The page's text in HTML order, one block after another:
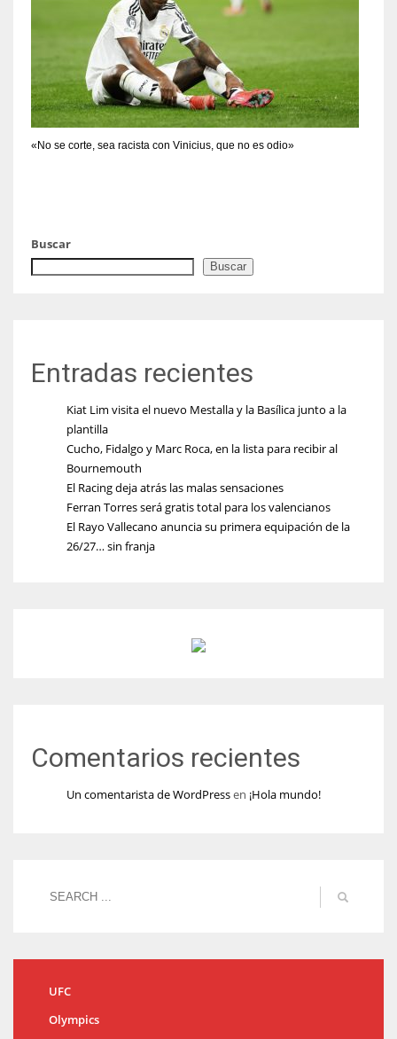
«No se corte, sea racista con Vinicius, que no es odio»
Buscar
Buscar
Entradas recientes
Kiat Lim visita el nuevo Mestalla y la Basílica junto a la
plantilla
Cucho, Fidalgo y Marc Roca, en la lista para recibir al
Bournemouth
El Racing deja atrás las malas sensaciones
Ferran Torres será gratis total para los valencianos
El Rayo Vallecano anuncia su primera equipación de la
26/27… sin franja
Comentarios recientes
Un comentarista de WordPressen ¡Hola mundo!
UFC
Olympics